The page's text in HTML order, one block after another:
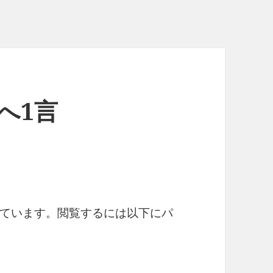
1言
います。閲覧するには以下にパ